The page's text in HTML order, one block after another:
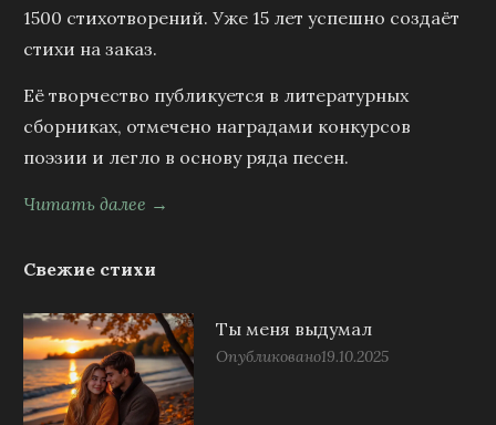
1500 стихотворений. Уже 15 лет успешно создаёт
стихи на заказ.
Её творчество публикуется в литературных
сборниках, отмечено наградами конкурсов
поэзии и легло в основу ряда песен.
Читать далее →
Свежие стихи
Ты меня выдумал
Опубликовано19.10.2025